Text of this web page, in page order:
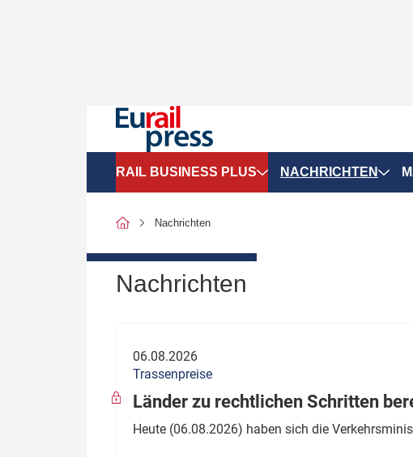
RAIL BUSINESS PLUS
SPNV-Marktdaten
Politik
wen?
NACHRICHTEN
Nachrichten
Nachrichten
06.08.2026
Trassenpreise
Länder zu rechtlichen Schritten
Heute (06.08.2026) haben sich die